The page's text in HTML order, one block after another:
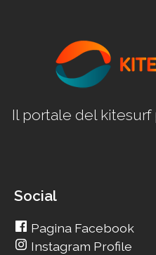
Il portale del
Social
Pagina Facebook
Instagram Profile